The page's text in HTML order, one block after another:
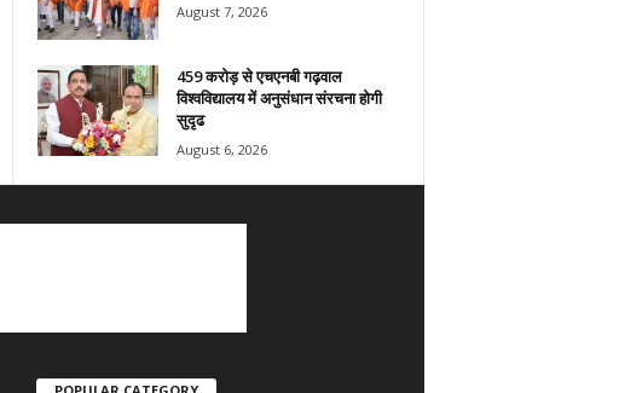
August 7, 2026
459 करोड़ से एचएनबी गढ़वाल
विश्वविद्यालय में अनुसंधान संरचना होगी
सुदृढ
August 6, 2026